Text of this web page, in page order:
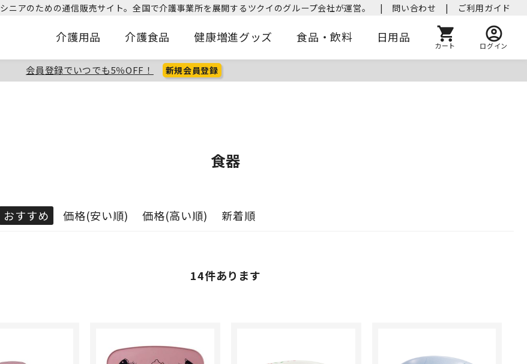
シニアのための通信販売サイト。全国で介護事業所を展開するツクイのグループ会社が運営。 | 問い合わせ | ご利用ガイド
介護用品 介護食品 健康増進グッズ 食品・飲料 日用品
カート ログイン
会員登録でいつでも5％OFF！ 新規会員登録
食器
おすすめ 価格(安い順) 価格(高い順) 新着順
14件あります